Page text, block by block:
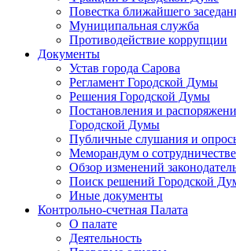
Повестка ближайшего
Муниципальная служба
Противодействие коррупции
Документы
Устав города Сарова
Регламент Городской Думы
Решения Городской Думы
Постановления и
Городской Думы
Публичные слушания и
Меморандум о сотрудничестве
Обзор изменений
Поиск решений Городской
Иные документы
Контрольно-счетная Палата
О палате
Деятельность